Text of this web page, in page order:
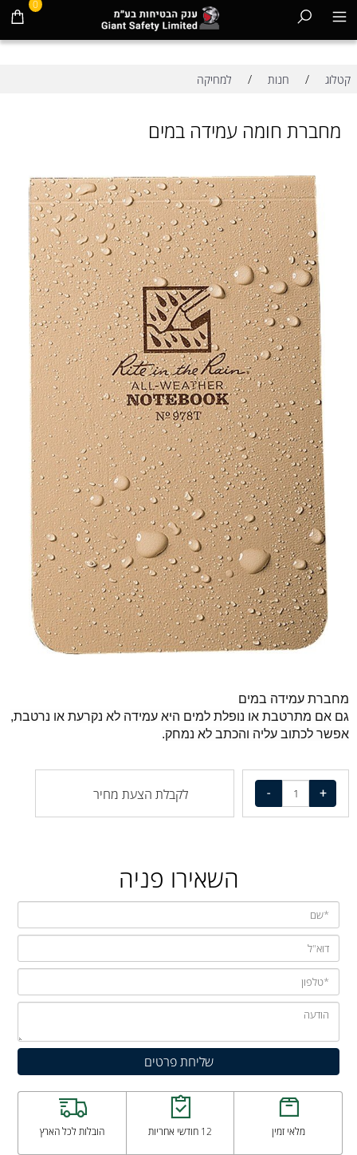
0
קטלוג / חנות / למחיקה
מחברת חומה עמידה במים
מחברת עמידה במים
גם אם מתרטבת או נופלת למים היא עמידה לא נקרעת או נרטבת,
אפשר לכתוב עליה והכתב לא נמחק.
לקבלת הצעת מחיר
השאירו פניה
מלאי זמין 12 חודשי אחריות הובלות לכל הארץ